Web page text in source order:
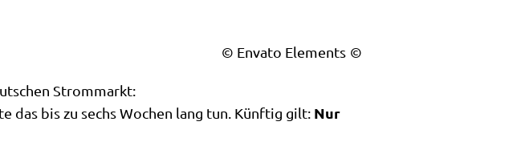
© Envato Elements
Strommarkt:
das bis zu sechs Wochen lang tun. Künftig gilt: Nur